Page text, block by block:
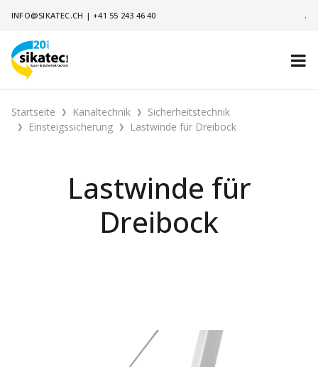
INFO@SIKATEC.CH |+41 55 243 46 40 .
Startseite Kanaltechnik
Sicherheitstechnik
Einsteigssicherung
Lastwinde für Dreibock
Lastwinde für
Dreibock